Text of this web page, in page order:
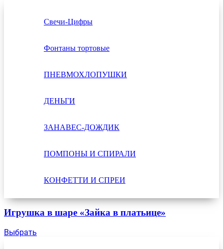
Свечи-Цифры
Фонтаны тортовые
ПНЕВМОХЛОПУШКИ
ДЕНЬГИ
ЗАНАВЕС-ДОЖДИК
ПОМПОНЫ И СПИРАЛИ
КОНФЕТТИ И СПРЕИ
Игрушка в шаре «Зайка в платьице»
Выбрать